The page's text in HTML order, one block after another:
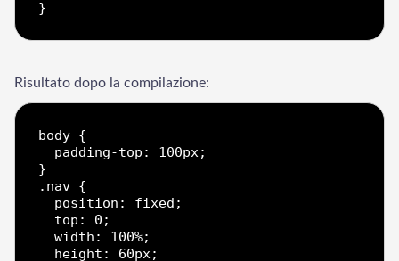
Risultato dopo la compilazione:
body {
}
.nav {
  width: 100%;
Let's get started. Enter your email to begin chatting with
Email Address